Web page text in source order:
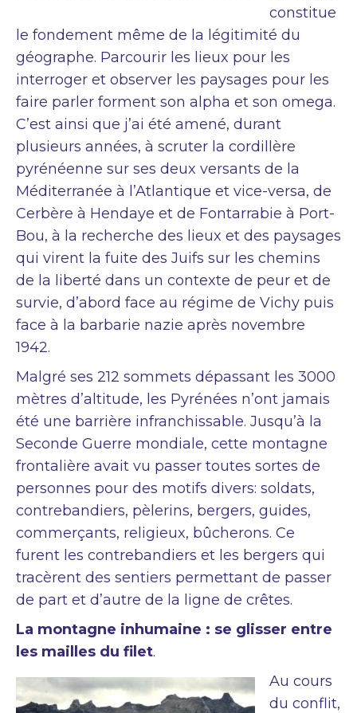
constitue
le fondement même de la légitimité du
géographe. Parcourir les lieux pour les
interroger et observer les paysages pour les
faire parler forment son alpha et son omega.
C’est ainsi que j’ai été amené, durant
plusieurs années, à scruter la cordillère
pyrénéenne sur ses deux versants de la
Méditerranée à l’Atlantique et vice-versa, de
Cerbère à Hendaye et de Fontarrabie à Port-
Bou, à la recherche des lieux et des paysages
qui virent la fuite des Juifs sur les chemins
de la liberté dans un contexte de peur et de
survie, d’abord face au régime de Vichy puis
face à la barbarie nazie après novembre
1942.
Malgré ses 212 sommets dépassant les 3000
mètres d’altitude, les Pyrénées n’ont jamais
été une barrière infranchissable. Jusqu’à la
Seconde Guerre mondiale, cette montagne
frontalière avait vu passer toutes sortes de
personnes pour des motifs divers: soldats,
contrebandiers, pèlerins, bergers, guides,
commerçants, religieux, bûcherons. Ce
furent les contrebandiers et les bergers qui
tracèrent des sentiers permettant de passer
de part et d’autre de la ligne de crêtes.
La montagne inhumaine : se glisser entre
les mailles du filet.
Au cours
du conflit,